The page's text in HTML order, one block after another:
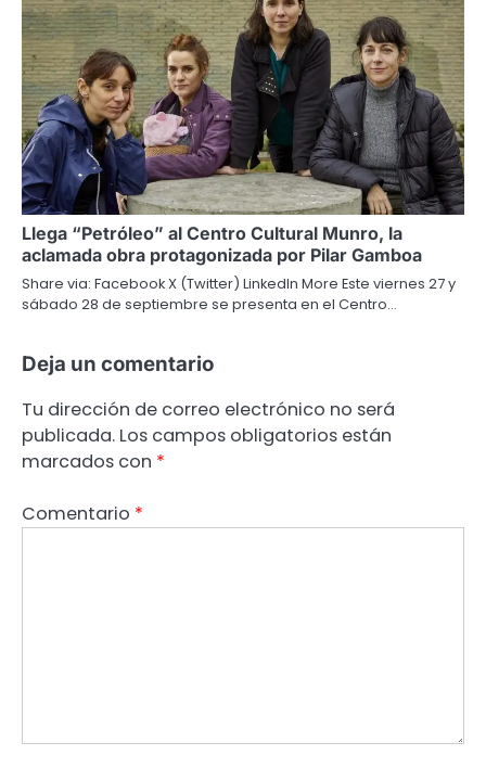
Llega “Petróleo” al Centro Cultural Munro, la
aclamada obra protagonizada por Pilar Gamboa
Share via: Facebook X (Twitter) LinkedIn More Este viernes 27 y
sábado 28 de septiembre se presenta en el Centro…
Deja un comentario
Tu dirección de correo electrónico no será
publicada. Los campos obligatorios están
marcados con *
Comentario *